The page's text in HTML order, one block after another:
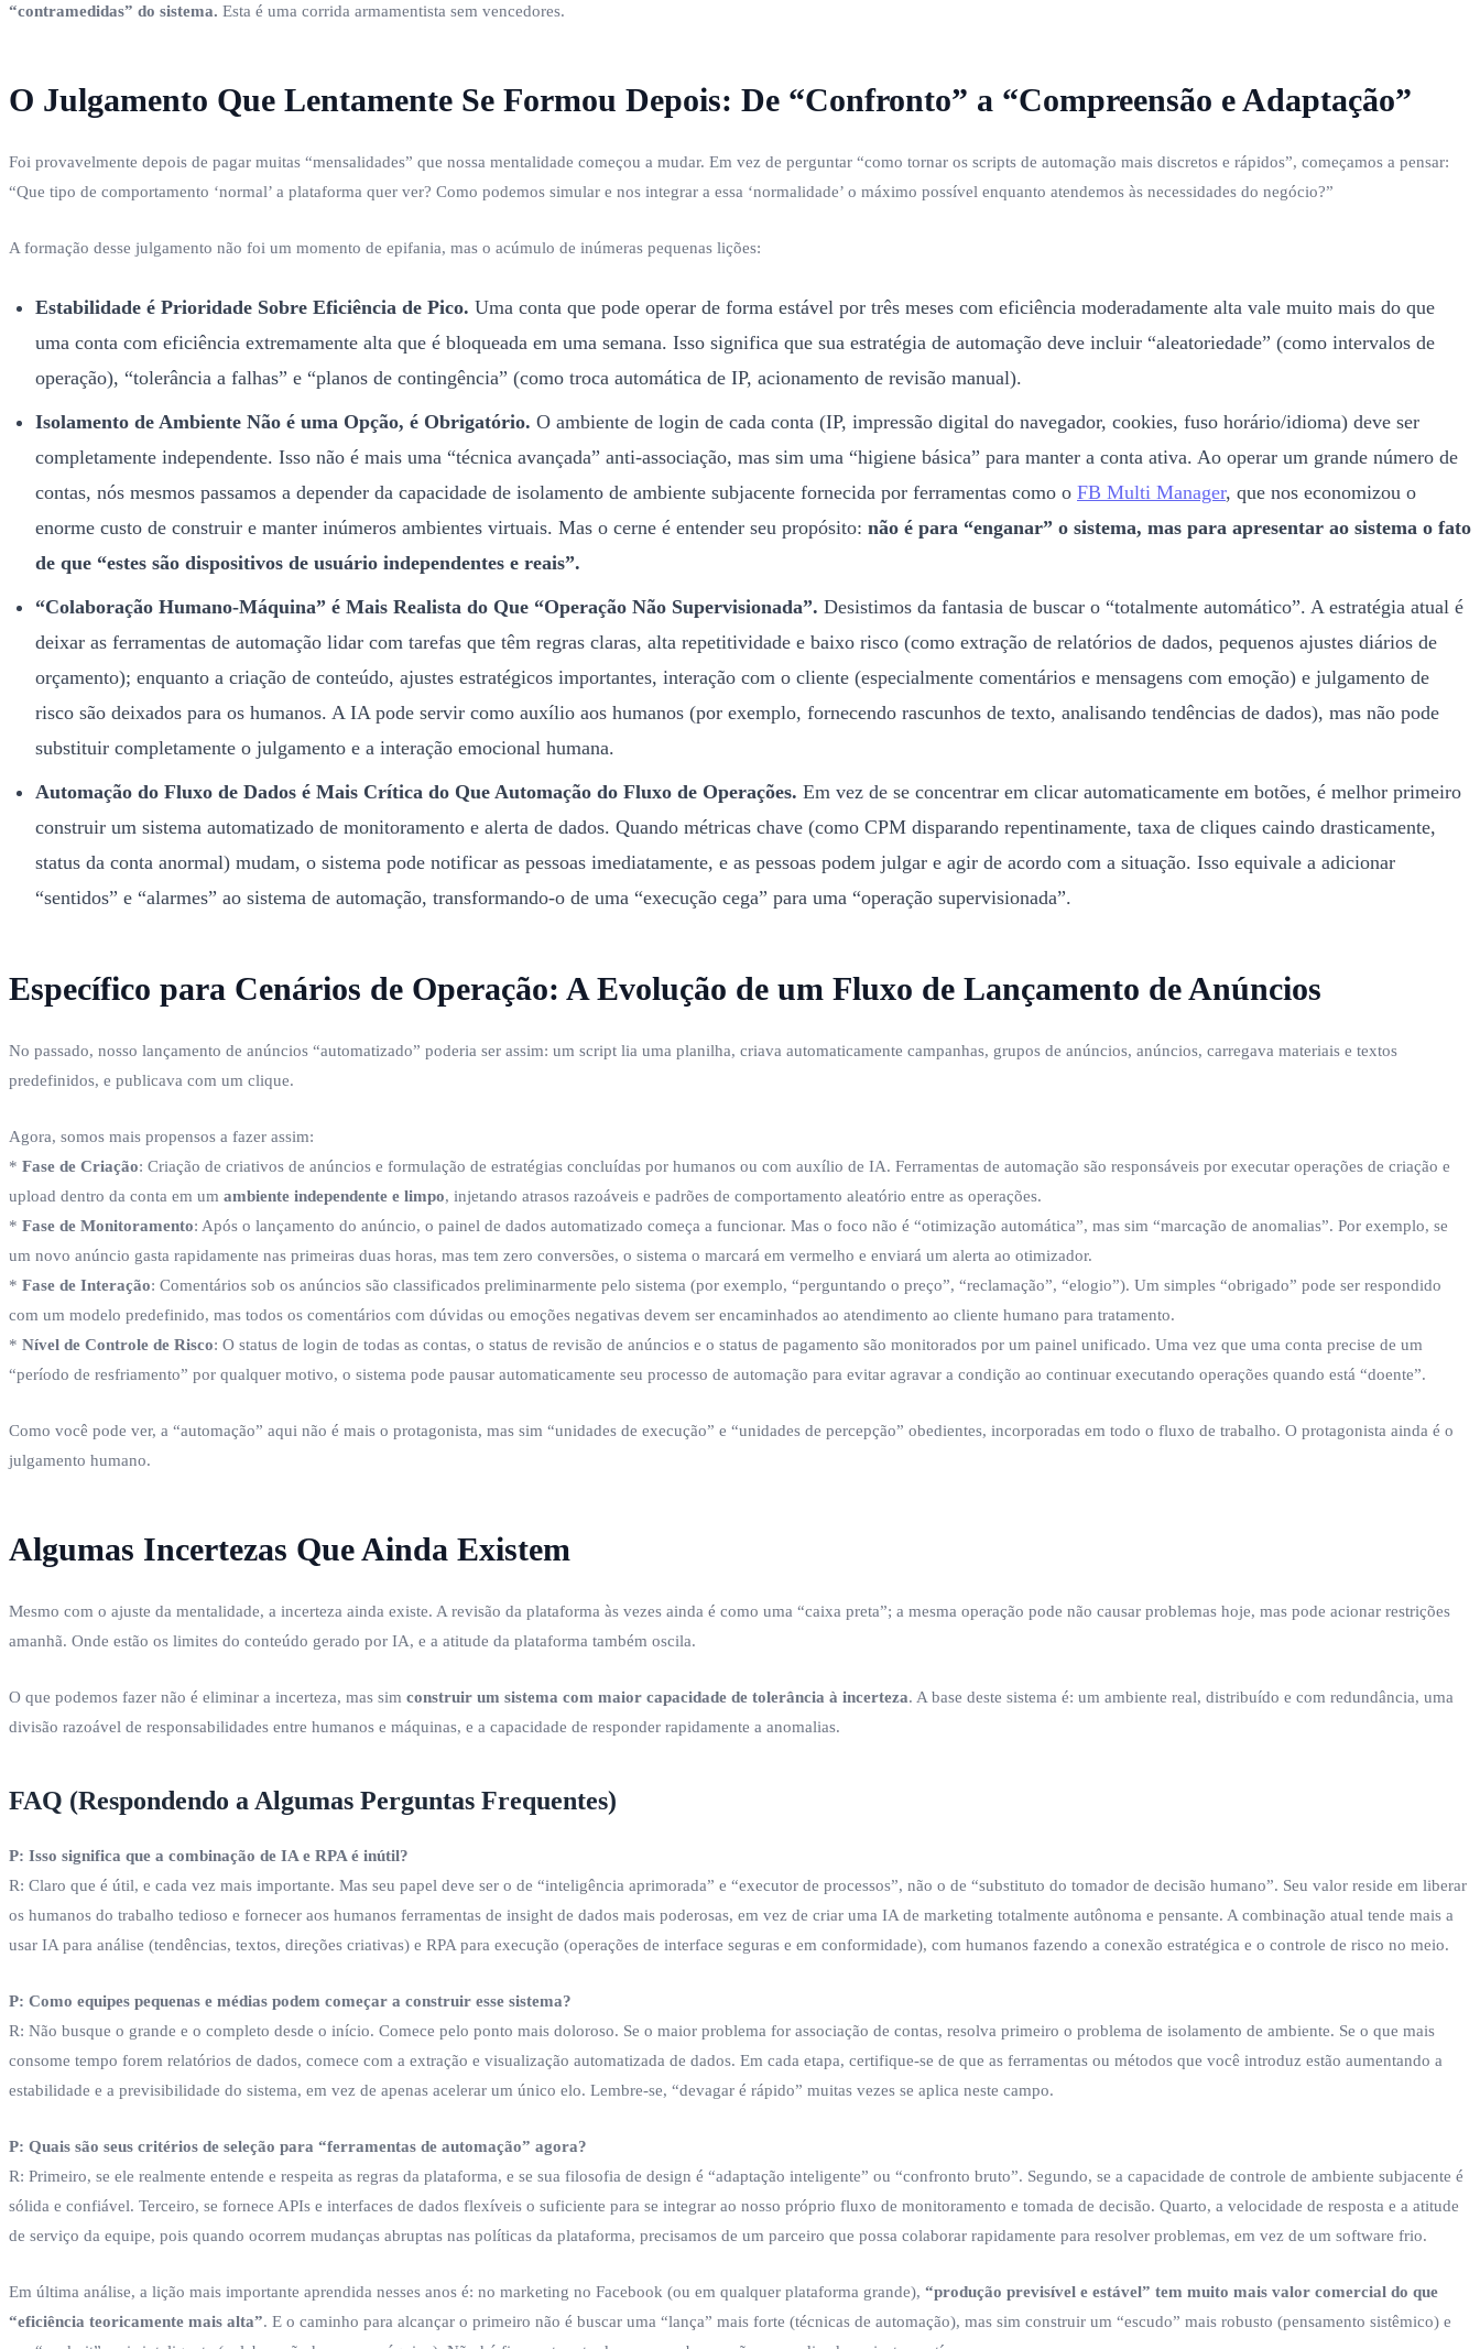
“contramedidas” do sistema. Esta é uma corrida armamentista sem vencedores.
O Julgamento Que Lentamente Se Formou Depois: De “Confronto” a “Compreensão e Adaptação”
Foi provavelmente depois de pagar muitas “mensalidades” que nossa mentalidade começou a mudar. Em vez de perguntar “como tornar os scripts de automação mais discretos e rápidos”, começamos a pensar:
“Que tipo de comportamento ‘normal’ a plataforma quer ver? Como podemos simular e nos integrar a essa ‘normalidade’ o máximo possível enquanto atendemos às necessidades do negócio?”
A formação desse julgamento não foi um momento de epifania, mas o acúmulo de inúmeras pequenas lições:
Estabilidade é Prioridade Sobre Eficiência de Pico. Uma conta que pode operar de forma estável por três meses com eficiência moderadamente alta vale muito mais do que
uma conta com eficiência extremamente alta que é bloqueada em uma semana. Isso significa que sua estratégia de automação deve incluir “aleatoriedade” (como intervalos de
operação), “tolerância a falhas” e “planos de contingência” (como troca automática de IP, acionamento de revisão manual).
Isolamento de Ambiente Não é uma Opção, é Obrigatório. O ambiente de login de cada conta (IP, impressão digital do navegador, cookies, fuso horário/idioma) deve ser
completamente independente. Isso não é mais uma “técnica avançada” anti-associação, mas sim uma “higiene básica” para manter a conta ativa. Ao operar um grande número de
contas, nós mesmos passamos a depender da capacidade de isolamento de ambiente subjacente fornecida por ferramentas como o FB Multi Manager, que nos economizou o
enorme custo de construir e manter inúmeros ambientes virtuais. Mas o cerne é entender seu propósito: não é para “enganar” o sistema, mas para apresentar ao sistema o fato
de que “estes são dispositivos de usuário independentes e reais”.
“Colaboração Humano-Máquina” é Mais Realista do Que “Operação Não Supervisionada”. Desistimos da fantasia de buscar o “totalmente automático”. A estratégia atual é
deixar as ferramentas de automação lidar com tarefas que têm regras claras, alta repetitividade e baixo risco (como extração de relatórios de dados, pequenos ajustes diários de
orçamento); enquanto a criação de conteúdo, ajustes estratégicos importantes, interação com o cliente (especialmente comentários e mensagens com emoção) e julgamento de
risco são deixados para os humanos. A IA pode servir como auxílio aos humanos (por exemplo, fornecendo rascunhos de texto, analisando tendências de dados), mas não pode
substituir completamente o julgamento e a interação emocional humana.
Automação do Fluxo de Dados é Mais Crítica do Que Automação do Fluxo de Operações. Em vez de se concentrar em clicar automaticamente em botões, é melhor primeiro
construir um sistema automatizado de monitoramento e alerta de dados. Quando métricas chave (como CPM disparando repentinamente, taxa de cliques caindo drasticamente,
status da conta anormal) mudam, o sistema pode notificar as pessoas imediatamente, e as pessoas podem julgar e agir de acordo com a situação. Isso equivale a adicionar
“sentidos” e “alarmes” ao sistema de automação, transformando-o de uma “execução cega” para uma “operação supervisionada”.
Específico para Cenários de Operação: A Evolução de um Fluxo de Lançamento de Anúncios
No passado, nosso lançamento de anúncios “automatizado” poderia ser assim: um script lia uma planilha, criava automaticamente campanhas, grupos de anúncios, anúncios, carregava materiais e textos
predefinidos, e publicava com um clique.
Agora, somos mais propensos a fazer assim:
* Fase de Criação: Criação de criativos de anúncios e formulação de estratégias concluídas por humanos ou com auxílio de IA. Ferramentas de automação são responsáveis por executar operações de criação e
upload dentro da conta em um ambiente independente e limpo, injetando atrasos razoáveis e padrões de comportamento aleatório entre as operações.
* Fase de Monitoramento: Após o lançamento do anúncio, o painel de dados automatizado começa a funcionar. Mas o foco não é “otimização automática”, mas sim “marcação de anomalias”. Por exemplo, se
um novo anúncio gasta rapidamente nas primeiras duas horas, mas tem zero conversões, o sistema o marcará em vermelho e enviará um alerta ao otimizador.
* Fase de Interação: Comentários sob os anúncios são classificados preliminarmente pelo sistema (por exemplo, “perguntando o preço”, “reclamação”, “elogio”). Um simples “obrigado” pode ser respondido
com um modelo predefinido, mas todos os comentários com dúvidas ou emoções negativas devem ser encaminhados ao atendimento ao cliente humano para tratamento.
* Nível de Controle de Risco: O status de login de todas as contas, o status de revisão de anúncios e o status de pagamento são monitorados por um painel unificado. Uma vez que uma conta precise de um
“período de resfriamento” por qualquer motivo, o sistema pode pausar automaticamente seu processo de automação para evitar agravar a condição ao continuar executando operações quando está “doente”.
Como você pode ver, a “automação” aqui não é mais o protagonista, mas sim “unidades de execução” e “unidades de percepção” obedientes, incorporadas em todo o fluxo de trabalho. O protagonista ainda é o
julgamento humano.
Algumas Incertezas Que Ainda Existem
Mesmo com o ajuste da mentalidade, a incerteza ainda existe. A revisão da plataforma às vezes ainda é como uma “caixa preta”; a mesma operação pode não causar problemas hoje, mas pode acionar restrições
amanhã. Onde estão os limites do conteúdo gerado por IA, e a atitude da plataforma também oscila.
O que podemos fazer não é eliminar a incerteza, mas sim construir um sistema com maior capacidade de tolerância à incerteza. A base deste sistema é: um ambiente real, distribuído e com redundância, uma
divisão razoável de responsabilidades entre humanos e máquinas, e a capacidade de responder rapidamente a anomalias.
FAQ (Respondendo a Algumas Perguntas Frequentes)
P: Isso significa que a combinação de IA e RPA é inútil?
R: Claro que é útil, e cada vez mais importante. Mas seu papel deve ser o de “inteligência aprimorada” e “executor de processos”, não o de “substituto do tomador de decisão humano”. Seu valor reside em liberar
os humanos do trabalho tedioso e fornecer aos humanos ferramentas de insight de dados mais poderosas, em vez de criar uma IA de marketing totalmente autônoma e pensante. A combinação atual tende mais a
usar IA para análise (tendências, textos, direções criativas) e RPA para execução (operações de interface seguras e em conformidade), com humanos fazendo a conexão estratégica e o controle de risco no meio.
P: Como equipes pequenas e médias podem começar a construir esse sistema?
R: Não busque o grande e o completo desde o início. Comece pelo ponto mais doloroso. Se o maior problema for associação de contas, resolva primeiro o problema de isolamento de ambiente. Se o que mais
consome tempo forem relatórios de dados, comece com a extração e visualização automatizada de dados. Em cada etapa, certifique-se de que as ferramentas ou métodos que você introduz estão aumentando a
estabilidade e a previsibilidade do sistema, em vez de apenas acelerar um único elo. Lembre-se, “devagar é rápido” muitas vezes se aplica neste campo.
P: Quais são seus critérios de seleção para “ferramentas de automação” agora?
R: Primeiro, se ele realmente entende e respeita as regras da plataforma, e se sua filosofia de design é “adaptação inteligente” ou “confronto bruto”. Segundo, se a capacidade de controle de ambiente subjacente é
sólida e confiável. Terceiro, se fornece APIs e interfaces de dados flexíveis o suficiente para se integrar ao nosso próprio fluxo de monitoramento e tomada de decisão. Quarto, a velocidade de resposta e a atitude
de serviço da equipe, pois quando ocorrem mudanças abruptas nas políticas da plataforma, precisamos de um parceiro que possa colaborar rapidamente para resolver problemas, em vez de um software frio.
Em última análise, a lição mais importante aprendida nesses anos é: no marketing no Facebook (ou em qualquer plataforma grande), “produção previsível e estável” tem muito mais valor comercial do que
“eficiência teoricamente mais alta”. E o caminho para alcançar o primeiro não é buscar uma “lança” mais forte (técnicas de automação), mas sim construir um “escudo” mais robusto (pensamento sistêmico) e